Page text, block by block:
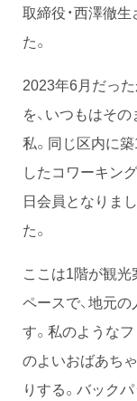
取締役・西澤徹
た。
2023年6月だっ
を、いつもはそ
私。同じ区内に
したコワーキン
日会員となりま
た。
ここは1階が観光
ペースで、地元
す。私のような
のよいおばあち
りする。バック